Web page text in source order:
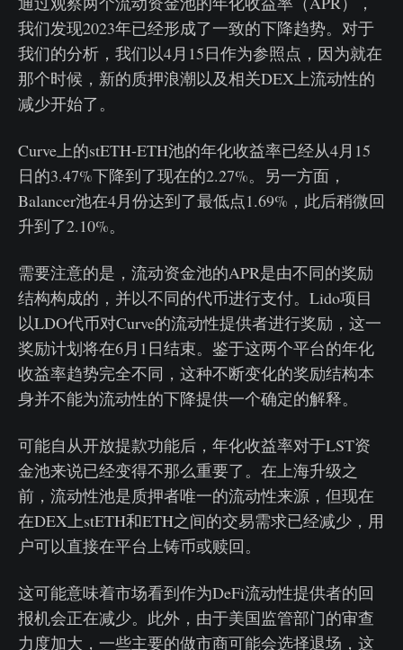
我们发现2023年已经形成了一致的下降趋势。对于
我们的分析，我们以4月15日作为参照点，因为就在
那个时候，新的质押浪潮以及相关DEX上流动性的
减少开始了。
Curve上的stETH-ETH池的年化收益率已经从4月15
日的3.47%下降到了现在的2.27%。另一方面，
Balancer池在4月份达到了最低点1.69%，此后稍微回
升到了2.10%。
需要注意的是，流动资金池的APR是由不同的奖励
结构构成的，并以不同的代币进行支付。Lido项目
以LDO代币对Curve的流动性提供者进行奖励，这一
奖励计划将在6月1日结束。鉴于这两个平台的年化
收益率趋势完全不同，这种不断变化的奖励结构本
身并不能为流动性的下降提供一个确定的解释。
可能自从开放提款功能后，年化收益率对于LST资
金池来说已经变得不那么重要了。在上海升级之
前，流动性池是质押者唯一的流动性来源，但现在
在DEX上stETH和ETH之间的交易需求已经减少，用
户可以直接在平台上铸币或赎回。
这可能意味着市场看到作为DeFi流动性提供者的回
报机会正在减少。此外，由于美国监管部门的审查
力度加大，一些主要的做市商可能会选择退场，这